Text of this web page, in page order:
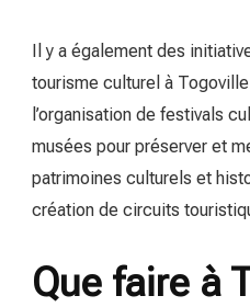
Il y a également des
tourisme culturel à
l’organisation de festivals
musées pour préserver et
patrimoines culturels et
création de circuits
Que faire à